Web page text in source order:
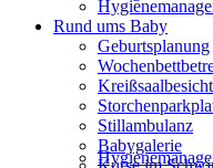
Rund ums Baby
Geburtsplanung
Stillambulanz
Babygalerie